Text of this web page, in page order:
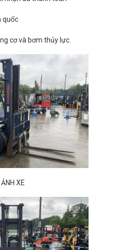
quốc
cơ và bơm thủy lực.
ẢNH XE